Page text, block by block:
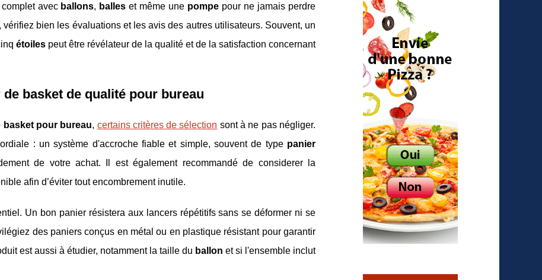
avec ballons, balles et même une pompe pour ne jamais perdre
bien les évaluations et les avis des autres utilisateurs. Souvent, un
étoiles peut être révélateur de la qualité et de la satisfaction concernant
basket de qualité pour bureau
basket pour bureau, certains critères de sélection sont à ne pas négliger.
: un système d'accroche fiable et simple, souvent de type panier
de votre achat. Il est également recommandé de considerer la
afin d’éviter tout encombrement inutile.
Un bon panier résistera aux lancers répétitifs sans se déformer ni se
des paniers conçus en métal ou en plastique résistant pour garantir
est aussi à étudier, notamment la taille du ballon et si l'ensemble inclut